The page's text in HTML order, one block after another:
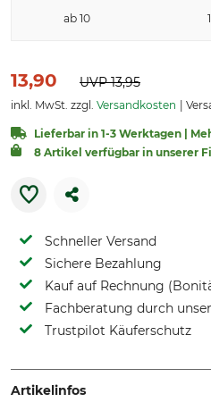
ab 10
13,90 UVP13,95
inkl. MwSt. zzgl. Versandkosten
Lieferbar in 1-3 Werktagen |
8 Artikel verfügbar in unserer
Schneller Versand
Sichere Bezahlung
Kauf auf Rechnung
Fachberatung durch
Trustpilot Käuferschutz
Artikelinfos